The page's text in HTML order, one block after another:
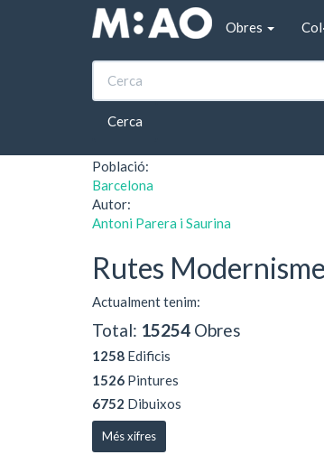
Vés al contingut
Obres
Cerca
Inici El àrbol os dará sombra y
El àrbol os
Població:
Barcelona
Autor:
Antoni Parera i Saurina
Rutes
Actualment tenim:
Total: 15254 Obres
1258 Edificis
1526 Pintures
6752 Dibuixos
Més xifres